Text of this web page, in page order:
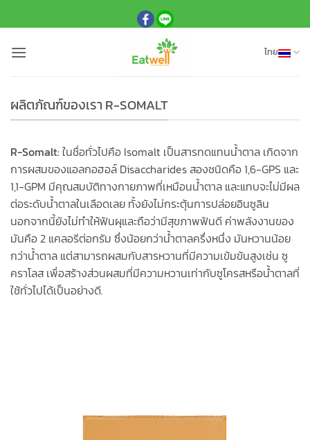
ไป
เนื้อหา
ไทย
ผลิตภัณฑ์ของเรา R-SOMALT
R-Somalt:ในชื่อทั่วไปคือ Isomalt เป็นสารทดแทนน้ำตาล เกิดจาก
การผสมของแอลกอฮอล์ Disaccharides สองชนิดคือ 1,6-GPS และ
1,1-GPM มีคุณสมบัติทางกายภาพที่เหมือนน้ำตาล และแทบจะไม่มีผล
ต่อระดับน้ำตาลในเลือดเลย ทั้งยังไม่กระตุ้นการปล่อยอินซูลิน
นอกจากนี้ยังไม่ทำให้ฟันผุและถือว่ามีสุขภาพฟันดี ค่าพลังงานของ
มันคือ 2 แคลอรีต่อกรัม ซึ่งน้อยกว่าน้ำตาลครึ่งหนึ่ง มันหวานน้อย
กว่าน้ำตาล แต่สามารถผสมกับสารหวานที่มีความเข้มข้นสูงเช่น ซู
คราโลส เพื่อสร้างส่วนผสมที่มีความหวานเท่ากับซูโครสหรือน้ำตาลที่
ใช้ทั่วไปได้เป็นอย่างดี.